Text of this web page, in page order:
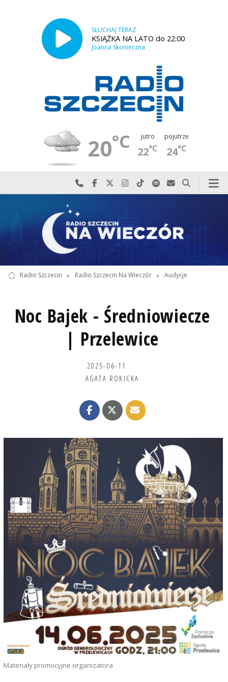
SŁUCHAJ TERAZ
KSIĄŻKA NA LATO do 22:00
Joanna Skonieczna
20°C jutro
22°C
pojutrze
24°C
Najlepiej po prostu do nas zadzwoń
Odwiedź nas na Facebook-u
Odwiedź nas na X
Odwiedź nas na Instagram-ie
Odwiedź nas na TikTok-u
Szukaj nas na Spotify
Wyślij do nas
Szukaj
Radio Szczecin » Radio Szczecin Na Wieczór » Audycje
Noc Bajek - Średniowiecze
| Przelewice
2025-06-11
AGATA ROKICKA
Materiały promocyjne organizatora